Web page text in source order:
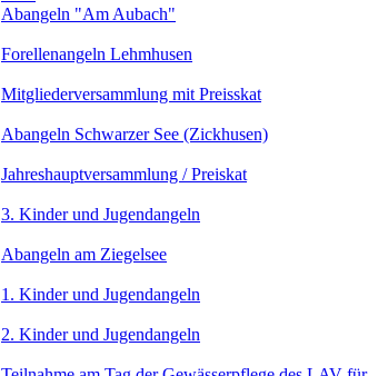
Abangeln "Am Aubach"
Forellenangeln Lehmhusen
Mitgliederversammlung mit Preisskat
Abangeln Schwarzer See (Zickhusen)
Jahreshauptversammlung / Preiskat
3. Kinder und Jugendangeln
Abangeln am Ziegelsee
1. Kinder und Jugendangeln
2. Kinder und Jugendangeln